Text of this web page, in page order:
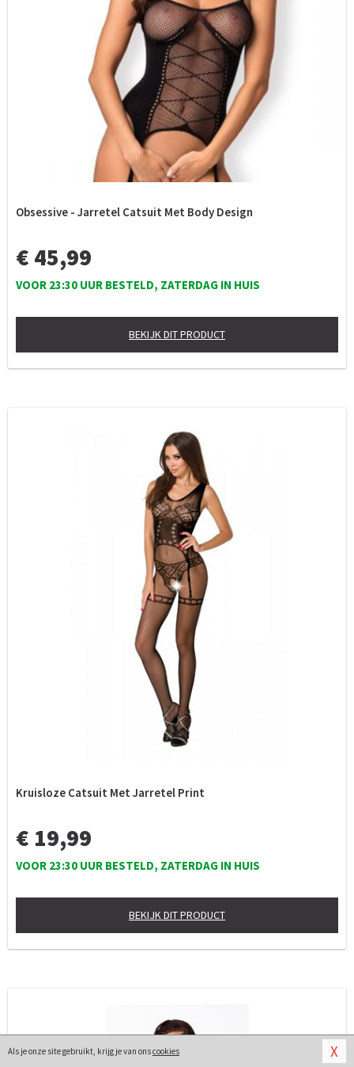
Obsessive - Jarretel Catsuit Met Body Design
€ 45,99
VOOR 23:30 UUR BESTELD, ZATERDAG IN HUIS
BEKIJK DIT PRODUCT
Kruisloze Catsuit Met Jarretel Print
€ 19,99
VOOR 23:30 UUR BESTELD, ZATERDAG IN HUIS
BEKIJK DIT PRODUCT
X
Als je onze site gebruikt, krijg je van onscookies